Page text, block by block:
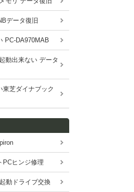
データ復旧
PC-DA970MAB
動出来ない データ
東芝ダイナブック
PCヒンジ修理
動ドライブ交換